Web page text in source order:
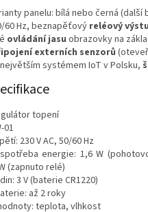
panelu: bílá nebo černá (další
60 Hz, beznapěťový reléový
ovládání jasu obrazovky na
externích senzorů
systémem IoT v Polsku,
topení
01
230 V AC, 50/60 Hz
energie: 1,6 W
(zapnuto relé)
3 V (baterie CR1220)
až 2 roky
teplota, vlhkost